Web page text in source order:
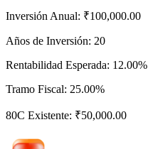
Inversión Anual: ₹100,000.00
Años de Inversión: 20
Rentabilidad Esperada: 12.00%
Tramo Fiscal: 25.00%
80C Existente: ₹50,000.00